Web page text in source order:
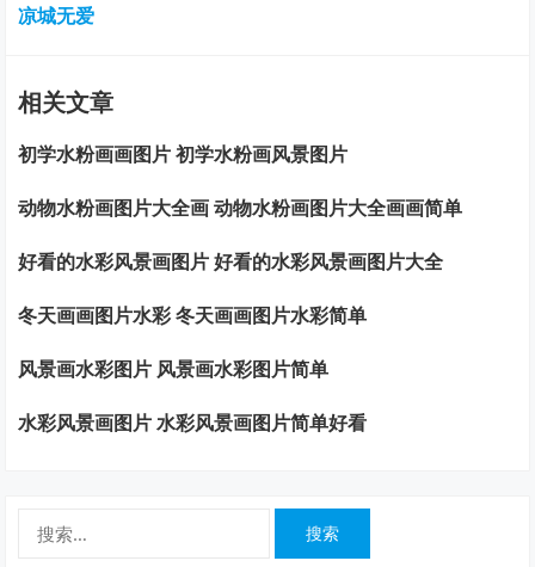
凉城无爱
相关文章
初学水粉画画图片 初学水粉画风景图片
动物水粉画图片大全画 动物水粉画图片大全画画简单
好看的水彩风景画图片 好看的水彩风景画图片大全
冬天画画图片水彩 冬天画画图片水彩简单
风景画水彩图片 风景画水彩图片简单
水彩风景画图片 水彩风景画图片简单好看